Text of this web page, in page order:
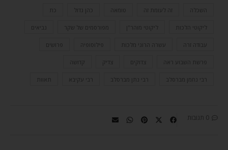
השכלה זה לעומת זה טומאה כת
ליקוטי הלכות ליקוטי מוהר"ן מפורסמים של שקר נביאים
עשרה הרוגי מלכות פילוסופיה פרושים
פרשת השבוע ראה צדוקים צדיק קדושה
רבי נחמן מברסלב רבי נתן מברסלב תאוות
0 תגובות